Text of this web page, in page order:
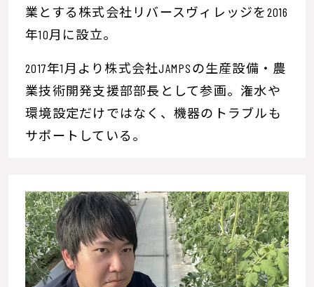
業とする株式会社リバースヴィレッジを2016
年10月に設立。
2017年1月より株式会社JAMPSの生産設備・農
業技術開発支援部部長として参画。潅水や
環境設定だけではなく、機器のトラブルも
サポートしている。